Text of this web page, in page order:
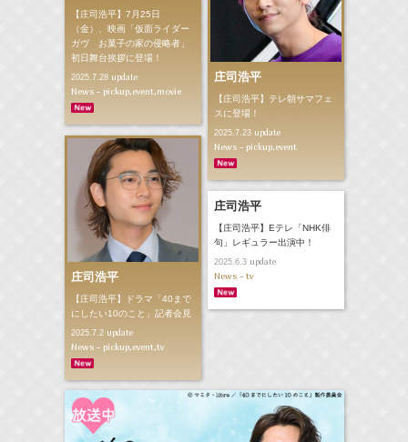
【庄司浩平】7月25日
（金）、映画「仮面ライダー
ガヴ お菓子の家の侵略者」
初日舞台挨拶に登場！
2025.7.28update
News - pickup,event,movie
庄司浩平
【庄司浩平】テレ朝サマフェ
スに登場！
2025.7.23update
News - pickup,event
庄司浩平
【庄司浩平】ドラマ「40まで
にしたい10のこと」記者会見
2025.7.2update
News - pickup,event,tv
庄司浩平
【庄司浩平】Eテレ「NHK俳
句」レギュラー出演中！
2025.6.3update
News - tv